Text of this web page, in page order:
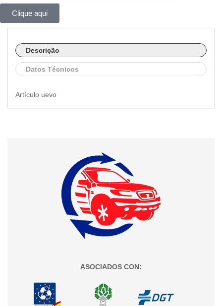
Clique aqui
Descrição
Datos Técnicos
Artículo uevo
ASOCIADOS CON: